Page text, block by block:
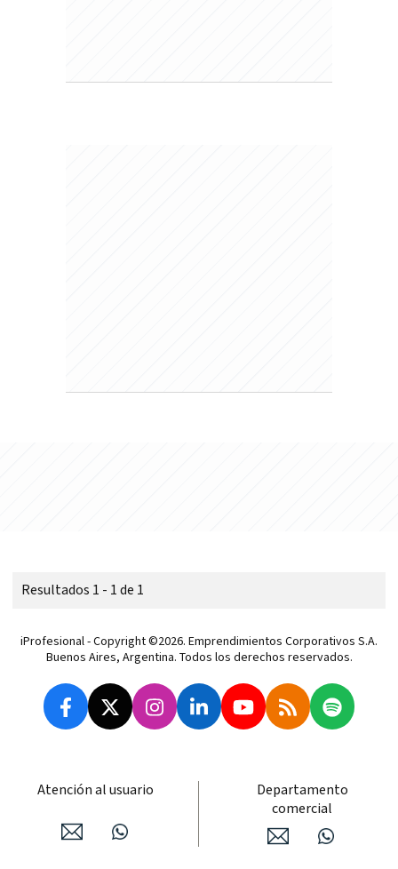
Resultados 1 - 1 de 1
iProfesional - Copyright ©2026. Emprendimientos Corporativos S.A.
Buenos Aires, Argentina. Todos los derechos reservados.
Atención al usuario
Departamento
comercial